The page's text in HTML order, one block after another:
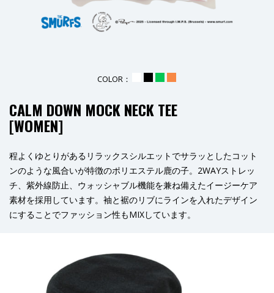
COLOR： _ _ _ _
CALM DOWN MOCK NECK TEE
[WOMEN]
程よくゆとりがあるリラックスシルエットでサラッとしたコット
ンのような風合いが特徴のポリエステル鹿の子。2WAYストレッ
チ、紫外線防止、ウォッシャブル機能を兼ね備えたイージーケア
素材を採用しています。袖と裾のリブにラインを入れたデザイン
にすることでファッション性もMIXしています。